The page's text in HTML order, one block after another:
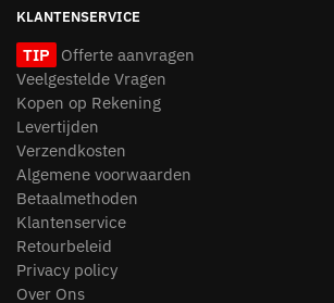
KLANTENSERVICE
TIP
Offerte aanvragen
Veelgestelde Vragen
Kopen op Rekening
Levertijden
Verzendkosten
Algemene voorwaarden
Betaalmethoden
Klantenservice
Retourbeleid
Privacy policy
Over Ons